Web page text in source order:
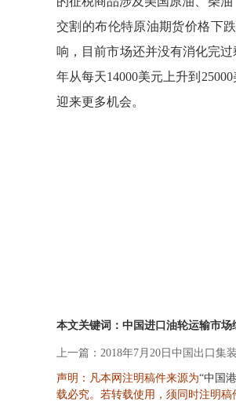
交割的布伦特原油期货价格下跌
响，目前市场还并没有消化完
年从每天14000美元上升到 25000
迎来更多机会。
本文关键词：中国进口油轮运输市场
上一篇：2018年7月20日中国出口集
声明：凡本网注明稿件来源为“中国
载必究。若转载使用，须同时注明稿